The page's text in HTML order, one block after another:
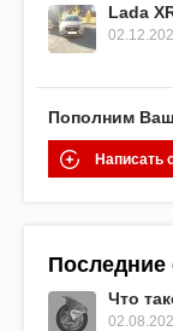
Lada
Пополним
Написать
Последние
Что